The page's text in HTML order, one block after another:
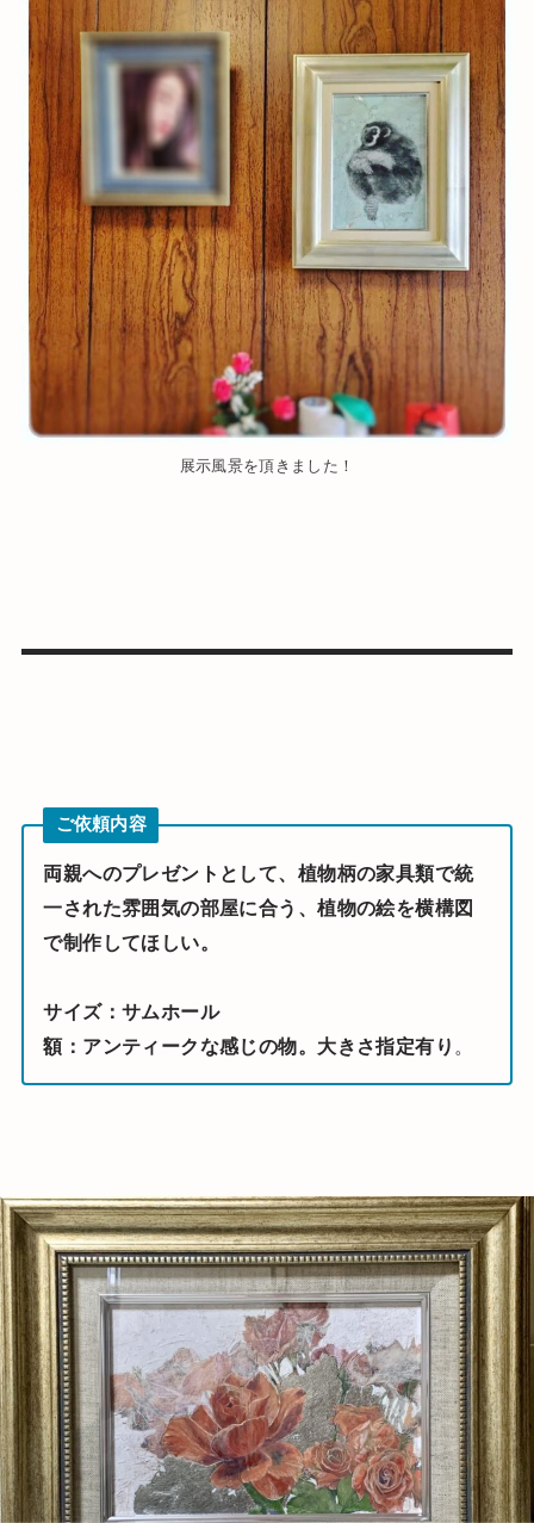
展示風景を頂きました！
ご依頼内容
両親へのプレゼントとして、植物柄の家具類で統
一された雰囲気の部屋に合う、植物の絵を横構図
で制作してほしい。
サイズ：サムホール
額：アンティークな感じの物。大きさ指定有り